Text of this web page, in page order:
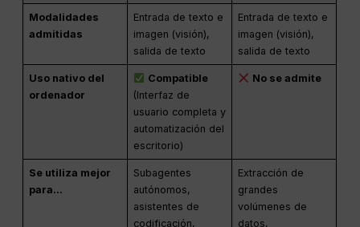
Modalidades
admitidas
Entrada de texto e
imagen (visión),
salida de texto
Entrada de texto e
imagen (visión),
salida de texto
Uso nativo del
ordenador
Compatible
(Interfaz de
usuario completa y
automatización del
escritorio)
No se admite
Se utiliza mejor
para...
Subagentes
autónomos,
asistentes de
codificación,
Extracción de
grandes
volúmenes de
datos,